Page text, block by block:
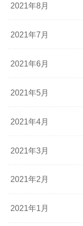
2021年8月
2021年7月
2021年6月
2021年5月
2021年4月
2021年3月
2021年2月
2021年1月